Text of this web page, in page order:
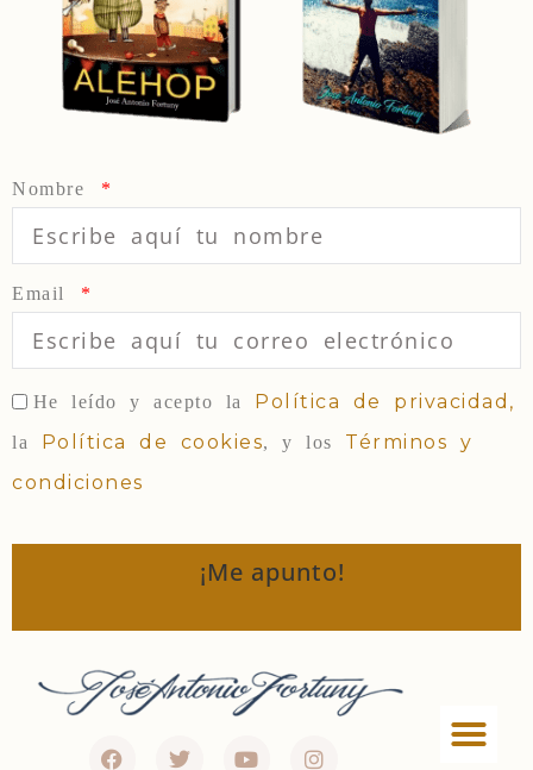
Nombre
Email
He leído y acepto la Política de privacidad,
la Política de cookies, y los Términos y
condiciones
¡Me apunto!